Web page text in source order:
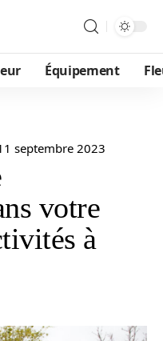
Équipement
septembre 2023
votre
à